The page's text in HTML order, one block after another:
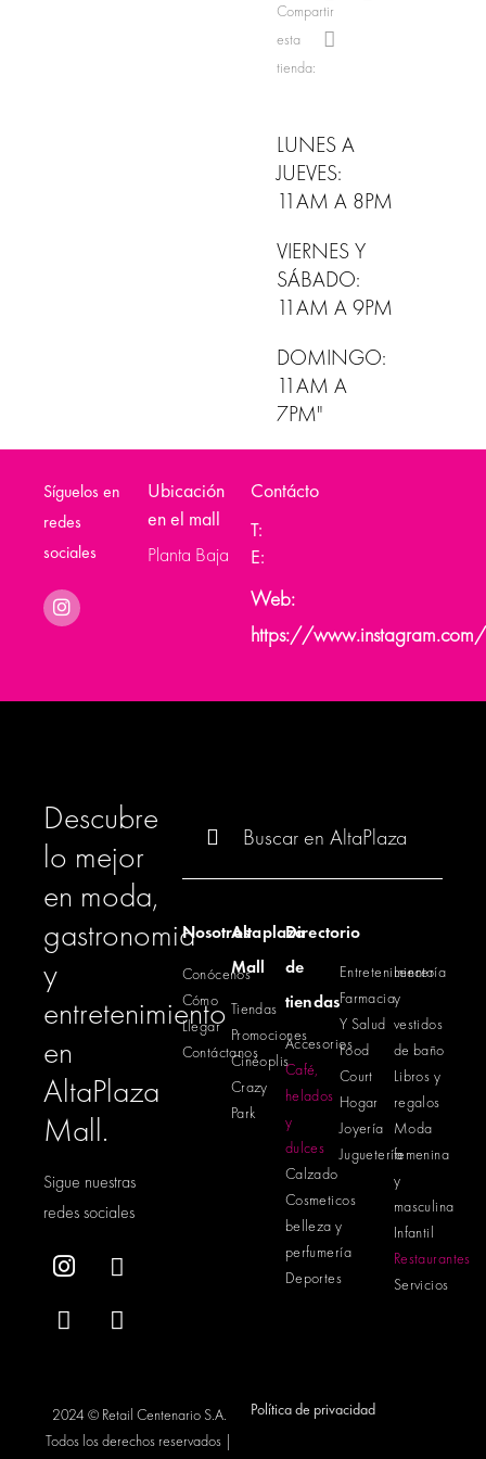
Compartir
esta
tienda:
LUNES A
JUEVES:
11AM A 8PM
VIERNES Y
SÁBADO:
11AM A 9PM
DOMINGO:
11AM A
7PM"
Síguelos en
redes
sociales
Ubicación
en el mall
Planta Baja
Contácto
T:
E:
Web:
https://
Descubre
lo mejor
en moda,
gastronomia
y
entretenimiento
en
AltaPlaza
Mall.
Sigue nuestras
redes sociales
Nosotros
Conócenos
Cómo
Llegar
Contáctanos
Altaplaza
Mall
Tiendas
Promociones
Cinéoplis
Crazy
Park
Directorio
de
tiendas
Accesorios
Café,
helados
y
dulces
Calzado
Cosmeticos
belleza y
perfumería
Deportes
Entretenimiento
Farmacia
Y Salud
Food
Court
Hogar
Joyería
Juguetería
Lencería
y
vestidos
de baño
Libros y
regalos
Moda
femenina
y
masculina
Infantil
Restaurantes
Servicios
2024 © Retail Centenario S.A.
Todos los derechos reservados |
Política de privacidad